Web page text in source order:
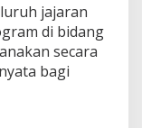
jajaran
di bidang
secara
bagi